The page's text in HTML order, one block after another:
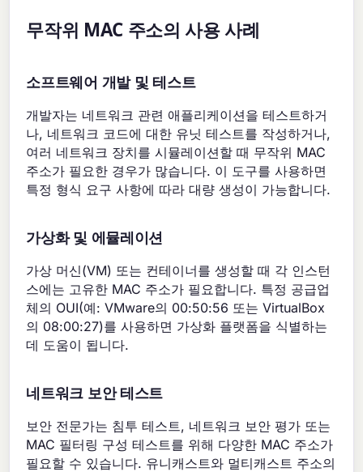
무작위 MAC 주소의 사용 사례
소프트웨어 개발 및 테스트
개발자는 네트워크 관련 애플리케이션을 테스트하거
나, 네트워크 코드에 대한 유닛 테스트를 작성하거나,
여러 네트워크 장치를 시뮬레이션할 때 무작위 MAC
주소가 필요한 경우가 많습니다. 이 도구를 사용하면
특정 형식 요구 사항에 따라 대량 생성이 가능합니다.
가상화 및 에뮬레이션
가상 머신(VM) 또는 컨테이너를 생성할 때 각 인스턴
스에는 고유한 MAC 주소가 필요합니다. 특정 공급업
체의 OUI(예: VMware의 00:50:56 또는 VirtualBox
의 08:00:27)를 사용하면 가상화 플랫폼을 식별하는
데 도움이 됩니다.
네트워크 보안 테스트
보안 전문가는 침투 테스트, 네트워크 보안 평가 또는
MAC 필터링 구성 테스트를 위해 다양한 MAC 주소가
필요할 수 있습니다. 유니캐스트와 멀티캐스트 주소의